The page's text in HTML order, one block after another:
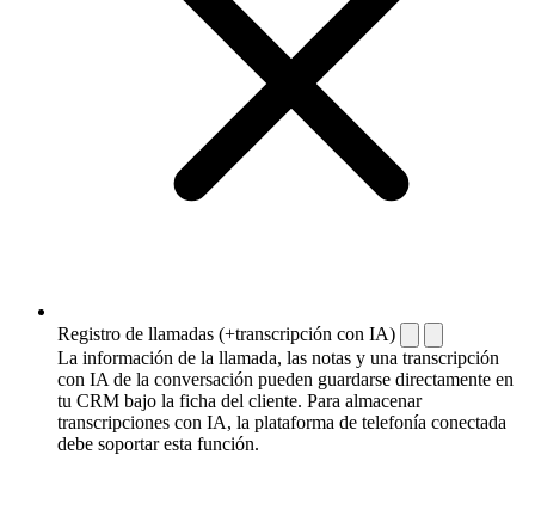
Registro de llamadas (+transcripción con IA)
La información de la llamada, las notas y una transcripción
con IA de la conversación pueden guardarse directamente en
tu CRM bajo la ficha del cliente. Para almacenar
transcripciones con IA, la plataforma de telefonía conectada
debe soportar esta función.